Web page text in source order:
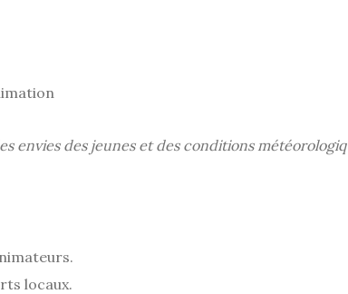
envies des jeunes et des conditions
locaux.